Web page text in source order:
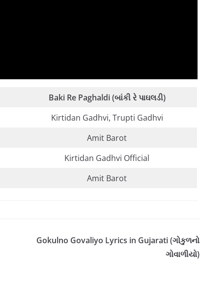
Baki Re Paghaldi (બાંકી રે પાઘલડી)
Kirtidan Gadhvi, Trupti Gadhvi
Amit Barot
Kirtidan Gadhvi Official
Amit Barot
Gokulno Govaliyo Lyrics in Gujarati (ગોકુળનો
ગોવાળીયો)